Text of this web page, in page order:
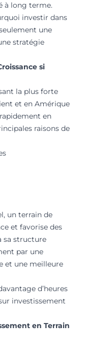
à long terme.
investir dans
une
stratégie
si
la plus forte
et en Amérique
en
raisons de
un terrain de
et favorise des
sa structure
par une
et une meilleure
d’heures
investissement
en Terrain